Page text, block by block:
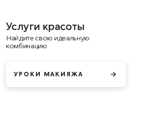
Услуги красоты
Найдите свою идеальную
комбинацию
УРОКИ МАКИЯЖА